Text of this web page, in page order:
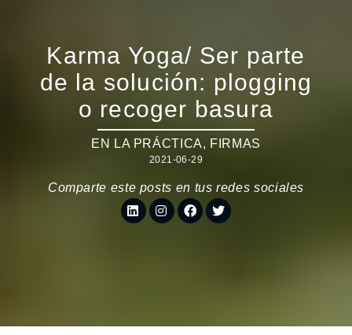
Karma Yoga/ Ser parte
de la solución: plogging
o recoger basura
EN LA PRÁCTICA, FIRMAS
2021-06-29
Comparte este posts en tus redes sociales